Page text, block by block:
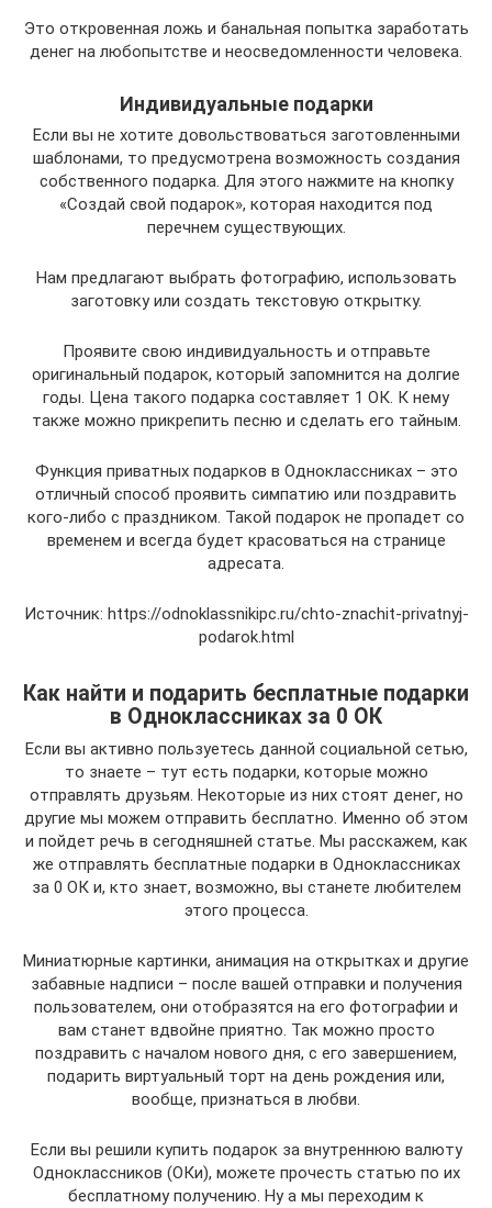
Это откровенная ложь и банальная попытка заработать
денег на любопытстве и неосведомленности человека.
Индивидуальные подарки
Если вы не хотите довольствоваться заготовленными
шаблонами, то предусмотрена возможность создания
собственного подарка. Для этого нажмите на кнопку
«Создай свой подарок», которая находится под
перечнем существующих.
Нам предлагают выбрать фотографию, использовать
заготовку или создать текстовую открытку.
Проявите свою индивидуальность и отправьте
оригинальный подарок, который запомнится на долгие
годы. Цена такого подарка составляет 1 ОК. К нему
также можно прикрепить песню и сделать его тайным.
Функция приватных подарков в Одноклассниках – это
отличный способ проявить симпатию или поздравить
кого-либо с праздником. Такой подарок не пропадет со
временем и всегда будет красоваться на странице
адресата.
Источник: https://odnoklassnikipc.ru/chto-znachit-privatnyj-
podarok.html
Как найти и подарить бесплатные подарки
в Одноклассниках за 0 ОК
Если вы активно пользуетесь данной социальной сетью,
то знаете – тут есть подарки, которые можно
отправлять друзьям. Некоторые из них стоят денег, но
другие мы можем отправить бесплатно. Именно об этом
и пойдет речь в сегодняшней статье. Мы расскажем, как
же отправлять бесплатные подарки в Одноклассниках
за 0 ОК и, кто знает, возможно, вы станете любителем
этого процесса.
Миниатюрные картинки, анимация на открытках и другие
забавные надписи – после вашей отправки и получения
пользователем, они отобразятся на его фотографии и
вам станет вдвойне приятно. Так можно просто
поздравить с началом нового дня, с его завершением,
подарить виртуальный торт на день рождения или,
вообще, признаться в любви.
Если вы решили купить подарок за внутреннюю валюту
Одноклассников (ОКи), можете прочесть статью по их
бесплатному получению. Ну а мы переходим к